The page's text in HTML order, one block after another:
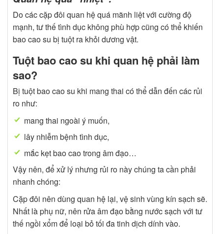
Do các cặp đôi quan hệ quá mãnh liệt với cường độ
mạnh, tư thế tình dục không phù hợp cũng có thể khiến
bao cao su bị tuột ra khỏi dương vật.
Tuột bao cao su khi quan hệ phải làm
sao?
Bị tuột bao cao su khi mang thai có thể dẫn đến các rủi
ro như:
mang thai ngoài ý muốn,
lây nhiễm bệnh tình dục,
mắc kẹt bao cao trong âm đạo…
Vậy nên, để xử lý nhưng rủi ro này chúng ta cần phải
nhanh chóng:
Cặp đôi nên dùng quan hệ lại, vệ sinh vùng kín sạch sẽ.
Nhất là phụ nữ, nên rửa âm đạo bằng nước sạch với tư
thế ngồi xổm để loại bỏ tối đa tinh dịch dính vào.